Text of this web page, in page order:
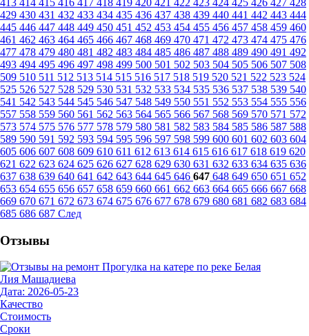
429 430 431 432 433 434 435 436 437 438 439 440 441 442 443 444
445 446 447 448 449 450 451 452 453 454 455 456 457 458 459 460
461 462 463 464 465 466 467 468 469 470 471 472 473 474 475 476
477 478 479 480 481 482 483 484 485 486 487 488 489 490 491 492
493 494 495 496 497 498 499 500 501 502 503 504 505 506 507 508
509 510 511 512 513 514 515 516 517 518 519 520 521 522 523 524
525 526 527 528 529 530 531 532 533 534 535 536 537 538 539 540
541 542 543 544 545 546 547 548 549 550 551 552 553 554 555 556
557 558 559 560 561 562 563 564 565 566 567 568 569 570 571 572
573 574 575 576 577 578 579 580 581 582 583 584 585 586 587 588
589 590 591 592 593 594 595 596 597 598 599 600 601 602 603 604
605 606 607 608 609 610 611 612 613 614 615 616 617 618 619 620
621 622 623 624 625 626 627 628 629 630 631 632 633 634 635 636
637 638 639 640 641 642 643 644 645 646 647 648 649 650 651 652
653 654 655 656 657 658 659 660 661 662 663 664 665 666 667 668
669 670 671 672 673 674 675 676 677 678 679 680 681 682 683 684
685 686 687 След
Отзывы
Лия Машадиева
Дата: 2026-05-23
Качество
Стоимость
Сроки